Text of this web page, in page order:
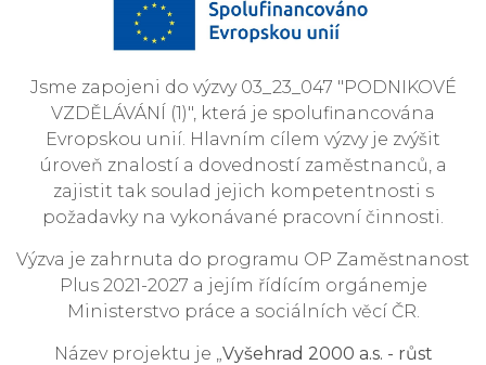
Jsme zapojeni do výzvy 03_23_047 "PODNIKOVÉ
VZDĚLÁVÁNÍ (1)", která je spolufinancována
Evropskou unií. Hlavním cílem výzvy je zvýšit
úroveň znalostí a dovedností zaměstnanců, a
zajistit tak soulad jejich kompetentnosti s
požadavky na vykonávané pracovní činnosti.
Výzva je zahrnuta do programu OP Zaměstnanost
Plus 2021-2027 a jejím řídícím orgánemje
Ministerstvo práce a sociálních věcí ČR.
Název projektu je „ Vyšehrad 2000 a.s. - růst